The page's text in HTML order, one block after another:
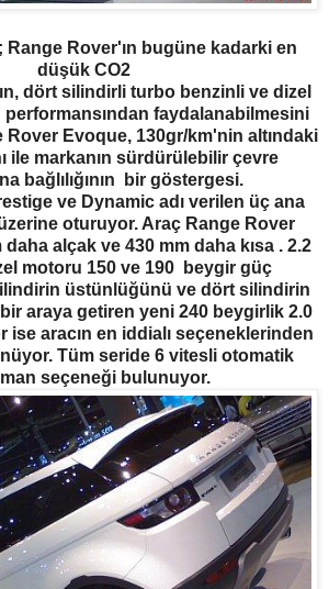
Range Rover'ın bugüne kadarki en
düşük CO2
dört silindirli turbo benzinli ve dizel
faydalanabilmesini
Rover Evoque, 130gr/km'nin altındaki
ile markanın sürdürülebilir çevre
bağlılığının bir göstergesi.
ve Dynamic adı verilen üç ana
üzerine oturuyor. Araç Range Rover
alçak ve 430 mm daha kısa . 2.2
motoru 150 ve 190 beygir güç
üstünlüğünü ve dört silindirin
araya getiren yeni 240 beygirlik 2.0
ise aracın en iddialı seçeneklerinden
Tüm seride 6 vitesli otomatik
seçeneği bulunuyor.